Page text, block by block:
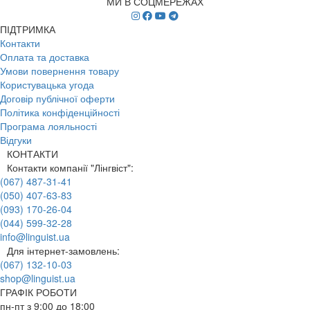
ПІДТРИМКА
Контакти
Оплата та доставка
Умови повернення товару
Користувацька угода
Договір публічної оферти
Політика конфіденційності
Програма лояльності
Відгуки
КОНТАКТИ
Контакти компанії "Лінгвіст":
(067) 487-31-41
(050) 407-63-83
(093) 170-26-04
(044) 599-32-28
info@linguist.ua
Для інтернет-замовлень:
(067) 132-10-03
shop@linguist.ua
ГРАФІК РОБОТИ
пн-пт з 9:00 до 18:00